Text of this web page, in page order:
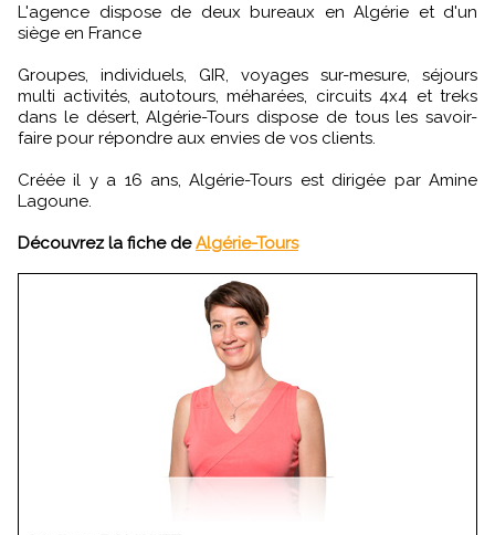
L'agence dispose de deux bureaux en Algérie et d'un
siège en France
Groupes, individuels, GIR, voyages sur-mesure, séjours
multi activités, autotours, méharées, circuits 4x4 et treks
dans le désert, Algérie-Tours dispose de tous les savoir-
faire pour répondre aux envies de vos clients.
Créée il y a 16 ans, Algérie-Tours est dirigée par Amine
Lagoune.
Découvrez la fiche de Algérie-Tours